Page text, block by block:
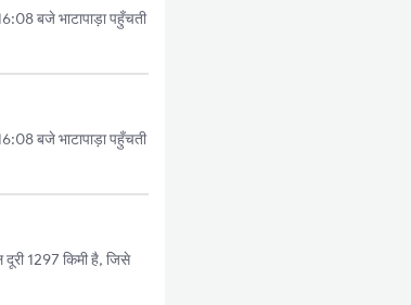
बजे भाटापाड़ा पहुँचती
बजे भाटापाड़ा पहुँचती
1297 किमी है, जिसे